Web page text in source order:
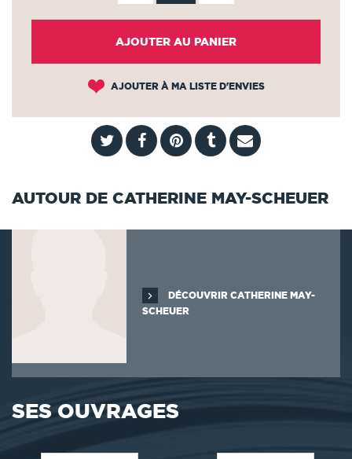
AJOUTER AU PANIER
AJOUTER À MA LISTE D'ENVIES
AUTOUR DE CATHERINE MAY-SCHEUER
DÉCOUVRIR CATHERINE MAY-
SCHEUER
SES OUVRAGES